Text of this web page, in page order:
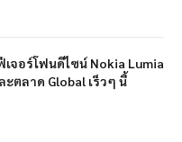
เจอร์โฟนดีไซน์ Nokia Lumia
ะตลาด Global เร็วๆ นี้